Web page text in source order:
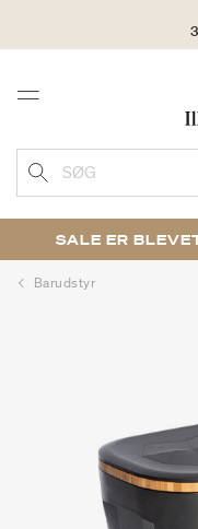
Menu
SØG
SALE ER
Barudstyr